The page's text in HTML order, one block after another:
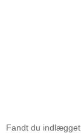
Fandt du